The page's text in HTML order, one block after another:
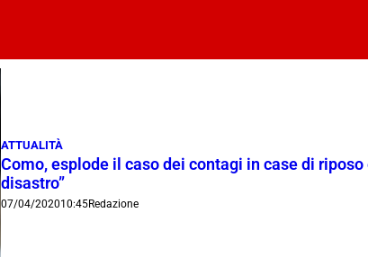
ATTUALITÀ
Como, esplode il caso dei contagi in case di
disastro”
07/04/202010:45Redazione